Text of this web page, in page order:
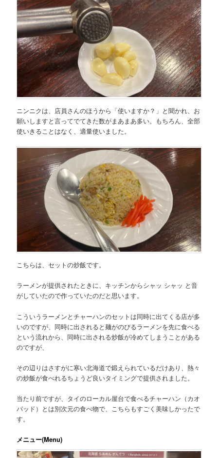
ニンニクは、店員さんのほうから「使いますか？」と聞かれ、お
願いしますと言ってでてきた数がまあまあ多い。もちろん、全部
使いきることはなく、適量使いました。
こちらは、セットの炒飯です。
ラーメンが提供されたときに、キッチンからシャッ シャッ と音
がしていたので作っていたのだと思います。
こういうラーメンとチャーハンのセットは同時に出てくる店が多
いのですが、同時に出されると麺がのびるラーメンを先に食べる
という流れから、同時に出される炒飯が冷めてしまうことがある
のですが、
その辺りはさすがに寒い北海道で鍛えられているだけあり、熱々
の炒飯が食べれるちょうど良いタイミングで提供されました。
当たり前ですが、 タイのローカル屋台で食べるチャーハン（カオ
パッド）とは別次元の食べ物で、こちらもすごく美味しかったで
す。
メニュー(Menu)